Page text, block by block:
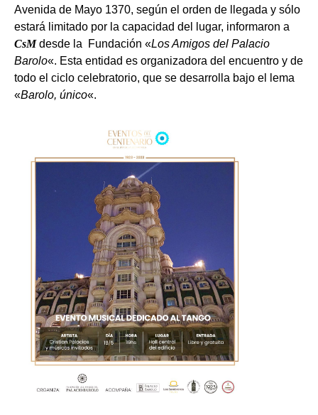
Avenida de Mayo 1370, según el orden de llegada y sólo
estará limitado por la capacidad del lugar, informaron a
CsMdesde la Fundación «Los Amigos del Palacio
Barolo«. Esta entidad es organizadora del encuentro y de
todo el ciclo celebratorio, que se desarrolla bajo el lema
«Barolo, único«.